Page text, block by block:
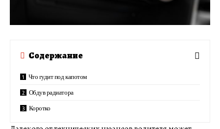
Содержание
Что гудит под капотом
Обдув радиатора
Коротко